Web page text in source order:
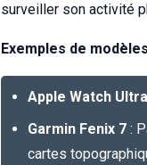
surveiller son activité
Exemples de
Apple Watch Ultra
Garmin Fenix 7 :
cartes